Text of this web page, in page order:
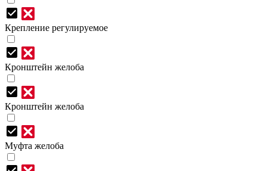
Крепление регулируемое
Кронштейн желоба
Кронштейн желоба
Муфта желоба